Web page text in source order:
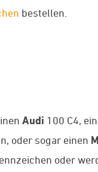
bestellen.
Audi 100 C4,
oder sogar einen
oder